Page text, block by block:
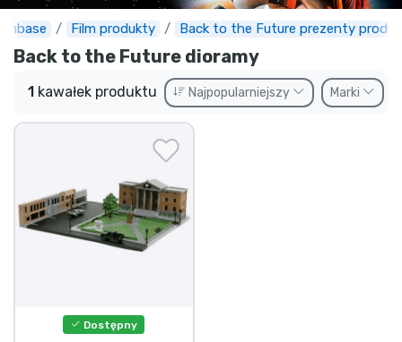
Film produkty Back to the Future prezenty
Back to the Future dioramy
1 kawałek produktu Najpopularniejszy Marki
Dostępny
Doręczenie ekspresowe
Przedsprzedaż
Outlet produkty
Wysyłka i płatność
Rzeczy seryjne
Rzeczy filmowe